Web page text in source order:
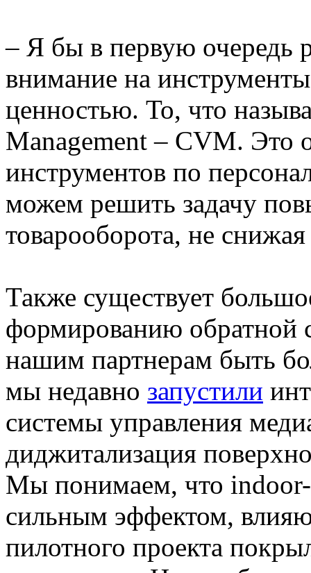
– Я бы в первую очередь
внимание на
ценностью. То, что
Management – CVM. Это
инструментов по
можем решить задачу
товарооборота, не
Также существует
формированию обратной
нашим партнерам быть
мы недавно запустили
системы управления
диджитализация
Мы понимаем, что indoor-
сильным эффектом,
пилотного проекта